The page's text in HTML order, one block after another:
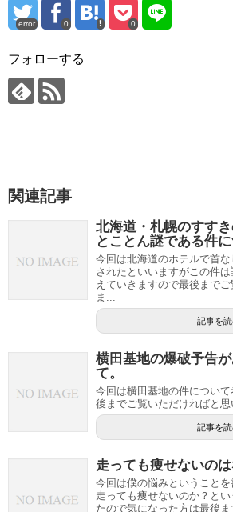
error 0 0
フォローする
関連記事
北海道・札幌のすす
とことん謎である件に
今回は北海道のホテルで首
されたといいますがこの件
えていきますので最後まで
ま...
記事を
横田基地の爆破予告
て。
今回は横田基地の件につい
後までご覧いただければと思
記事を
走っても痩せないのは
今回は僕の悩みということ
走っても痩せないのか？と
たので気になった方は最後